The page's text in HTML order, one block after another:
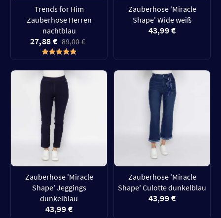
Trends for Him
Zauberhose Herren
nachtblau
27,88 € 89,00 €
Zauberhose 'Miracle
Shape' Wide weiß
43,99 €
Zauberhose 'Miracle
Shape' Jeggings
dunkelblau
43,99 €
Zauberhose 'Miracle
Shape' Culotte dunkelblau
43,99 €